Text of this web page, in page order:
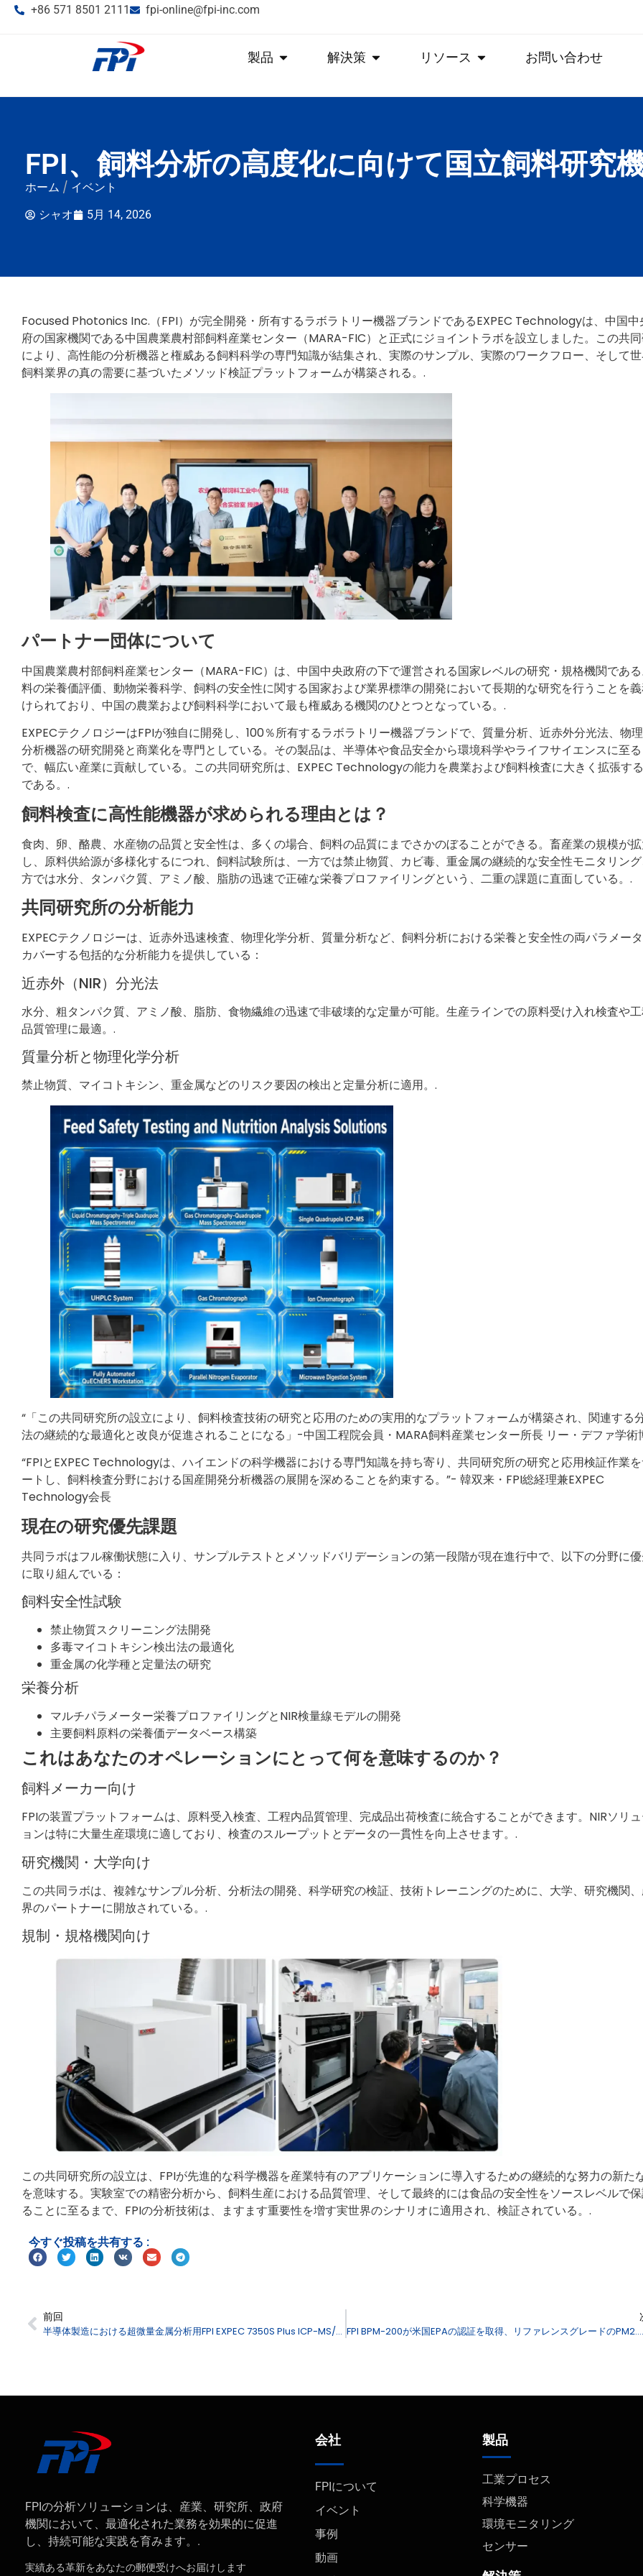
+86 571 8501 2111 fpi-online@fpi-inc.com
製品 解決策 リソース お問い合わせ
FPI、飼料分析の高度化に向けて国立飼料研究
ホーム / イベント
シャオ 5月 14, 2026
Focused Photonics Inc.（FPI）が完全開発・所有するラボラトリー機器ブランドであるEXPEC Technologyは、中国中
府の国家機関である中国農業農村部飼料産業センター（MARA-FIC）と正式にジョイントラボを設立しました。この共
により、高性能の分析機器と権威ある飼料科学の専門知識が結集され、実際のサンプル、実際のワークフロー、そして
飼料業界の真の需要に基づいたメソッド検証プラットフォームが構築される。.
パートナー団体について
中国農業農村部飼料産業センター（MARA-FIC）は、中国中央政府の下で運営される国家レベルの研究・規格機関であ
料の栄養価評価、動物栄養科学、飼料の安全性に関する国家および業界標準の開発において長期的な研究を行うことを
けられており、中国の農業および飼料科学において最も権威ある機関のひとつとなっている。.
EXPECテクノロジーはFPIが独自に開発し、100％所有するラボラトリー機器ブランドで、質量分析、近赤外分光法、物
分析機器の研究開発と商業化を専門としている。その製品は、半導体や食品安全から環境科学やライフサイエンスに至
で、幅広い産業に貢献している。この共同研究所は、EXPEC Technologyの能力を農業および飼料検査に大きく拡張す
である。.
飼料検査に高性能機器が求められる理由とは？
食肉、卵、酪農、水産物の品質と安全性は、多くの場合、飼料の品質にまでさかのぼることができる。畜産業の規模が
し、原料供給源が多様化するにつれ、飼料試験所は、一方では禁止物質、カビ毒、重金属の継続的な安全性モニタリン
方では水分、タンパク質、アミノ酸、脂肪の迅速で正確な栄養プロファイリングという、二重の課題に直面している。.
共同研究所の分析能力
EXPECテクノロジーは、近赤外迅速検査、物理化学分析、質量分析など、飼料分析における栄養と安全性の両パラメー
カバーする包括的な分析能力を提供している：
近赤外（NIR）分光法
水分、粗タンパク質、アミノ酸、脂肪、食物繊維の迅速で非破壊的な定量が可能。生産ラインでの原料受け入れ検査や
品質管理に最適。.
質量分析と物理化学分析
禁止物質、マイコトキシン、重金属などのリスク要因の検出と定量分析に適用。.
“「この共同研究所の設立により、飼料検査技術の研究と応用のための実用的なプラットフォームが構築され、関連する
法の継続的な最適化と改良が促進されることになる」-中国工程院会員・MARA飼料産業センター所長 リー・デファ学術
“FPIとEXPEC Technologyは、ハイエンドの科学機器における専門知識を持ち寄り、共同研究所の研究と応用検証作業
ートし、飼料検査分野における国産開発分析機器の展開を深めることを約束する。”- 韓双来・FPI総経理兼EXPEC
Technology会長
現在の研究優先課題
共同ラボはフル稼働状態に入り、サンプルテストとメソッドバリデーションの第一段階が現在進行中で、以下の分野に
に取り組んでいる：
飼料安全性試験
禁止物質スクリーニング法開発
多毒マイコトキシン検出法の最適化
重金属の化学種と定量法の研究
栄養分析
マルチパラメーター栄養プロファイリングとNIR検量線モデルの開発
主要飼料原料の栄養価データベース構築
これはあなたのオペレーションにとって何を意味するのか？
飼料メーカー向け
FPIの装置プラットフォームは、原料受入検査、工程内品質管理、完成品出荷検査に統合することができます。NIRソリ
ョンは特に大量生産環境に適しており、検査のスループットとデータの一貫性を向上させます。.
研究機関・大学向け
この共同ラボは、複雑なサンプル分析、分析法の開発、科学研究の検証、技術トレーニングのために、大学、研究機関
界のパートナーに開放されている。.
規制・規格機関向け
この共同研究所の設立は、FPIが先進的な科学機器を産業特有のアプリケーションに導入するための継続的な努力の新た
を意味する。実験室での精密分析から、飼料生産における品質管理、そして最終的には食品の安全性をソースレベルで
ることに至るまで、FPIの分析技術は、ますます重要性を増す実世界のシナリオに適用され、検証されている。.
今すぐ投稿を共有する :
前回
半導体製造における超微量金属分析用FPI EXPEC 7350S Plus ICP-MS/MS FPI BPM-200が米国EPAの認証を取得、リフ
FPIの分析ソリューションは、産業、研究所、政府
機関において、最適化された業務を効果的に促進
し、持続可能な実践を育みます。.
実績ある革新をあなたの郵便受けへお届けします
会社
FPIについて
イベント
事例
動画
製品
工業プロセス
科学機器
環境モニタリング
センサー